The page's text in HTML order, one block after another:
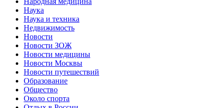
Наука
Наука и техника
Недвижимость
Новости
Новости ЗОЖ
Новости медицины
Новости Москвы
Новости путешествий
Образование
Общество
Около спорта